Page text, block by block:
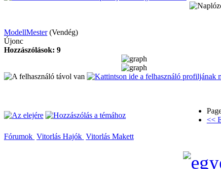
ModellMester (Vendég)
Újonc
Hozzászólások: 9
<<
Fórumok Vitorlás Hajók Vitorlás Makett